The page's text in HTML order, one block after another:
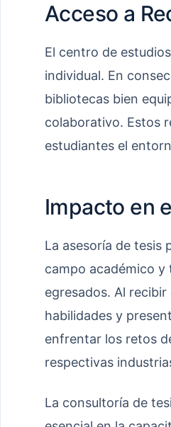
Acceso a
El centro de
individual. En
bibliotecas bien
colaborativo. Estos
estudiantes el
Impacto en
La asesoría de tesis
campo académico
egresados. Al
habilidades y
enfrentar los retos
respectivas
La consultoría de